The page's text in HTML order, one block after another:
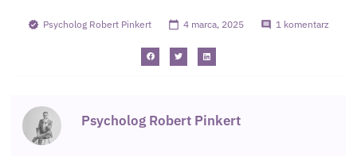
Psycholog Robert Pinkert 4 marca, 2025 1 komentarz
Psycholog Robert Pinkert